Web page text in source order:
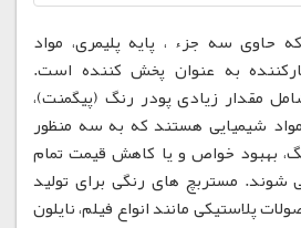
حاوی سه جزء ، پایه پلیمری، مواد
به عنوان پخش کننده است.
مقدار زیادی پودر رنگ (پیگمنت)،
شیمیایی هستند که به سه منظور
بهبود خواص و یا کاهش قیمت تمام
شوند. مستربچ های رنگی برای تولید
پلاستیکی مانند انواع فیلم، نایلون